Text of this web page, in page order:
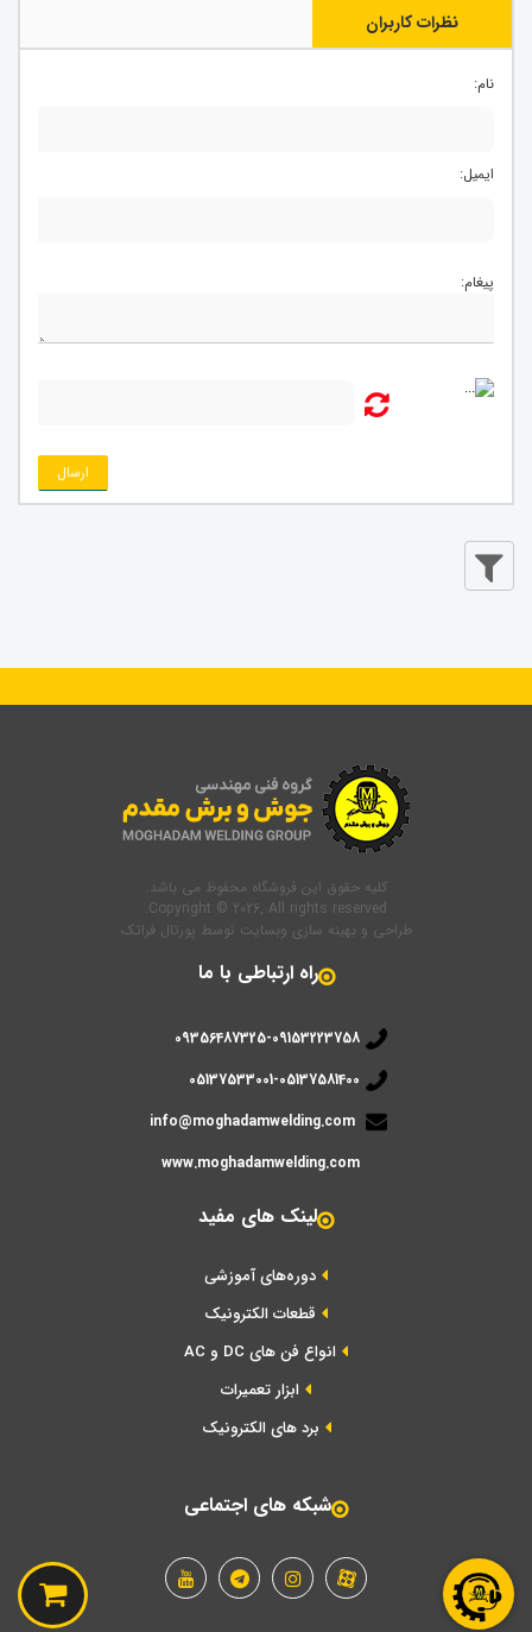
نظرات کاربران
نام:
ایمیل:
پیغام:
ارسال
کلیه حقوق این فروشگاه محفوظ می باشد.
Copyright © 2026, All rights reserved.
طراحی و بهینه سازی وبسایت توسط پورتال فراتک
راه ارتباطی با ما
09356487325-09153223758
05137533001-05137581400
info@moghadamwelding.com
www.moghadamwelding.com
لینک های مفید
دوره‌های آموزشی
قطعات الکترونیک
انواع فن های DC و AC
ابزار تعمیرات
برد های الکترونیک
شبکه های اجتماعی